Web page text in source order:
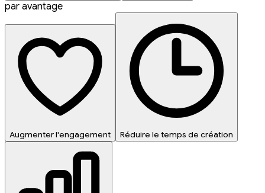
par avantage
Augmenter l'engagement Réduire le temps de création